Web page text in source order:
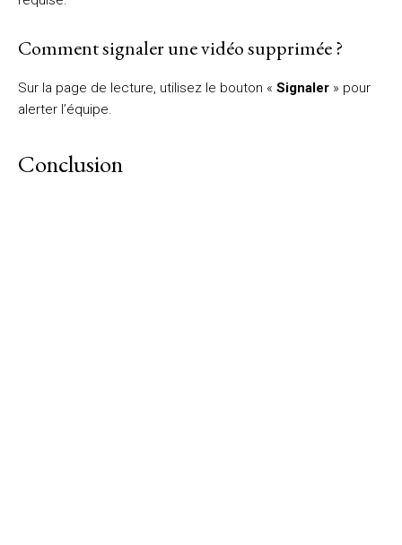
Comment signaler une vidéo supprimée ?
Sur la page de lecture, utilisez le bouton « Signaler » pour
alerter l’équipe.
Conclusion